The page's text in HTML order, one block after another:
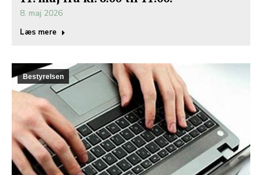
8. maj 2026
Læs mere
Bestyrelsen